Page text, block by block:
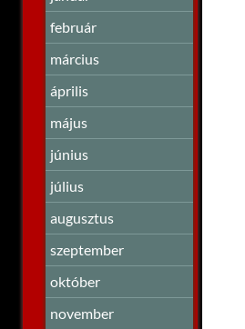
február
március
április
május
június
július
augusztus
szeptember
október
november